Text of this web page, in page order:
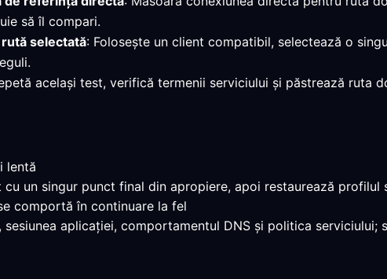
să îl compari.
selectată: Folosește un client compatibil, selectează o
același test, verifică termenii serviciului și păstrează ruta
lentă
un singur punct final din apropiere, apoi restaurează
comportă în continuare la fel
aplicației, comportamentul DNS și politica serviciului;